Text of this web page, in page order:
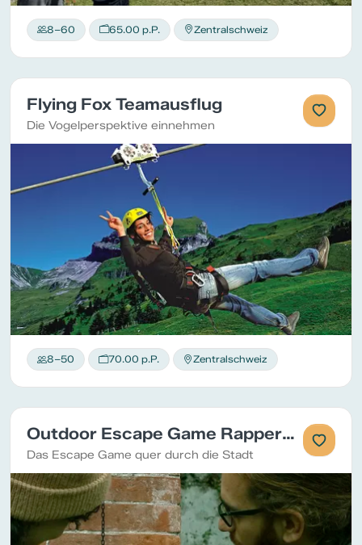
8–60 65.00 p.P. Zentralschweiz
Flying Fox Teamausflug
Die Vogelperspektive einnehmen
8–50 70.00 p.P. Zentralschweiz
Outdoor Escape Game Rapperswil
Das Escape Game quer durch die Stadt